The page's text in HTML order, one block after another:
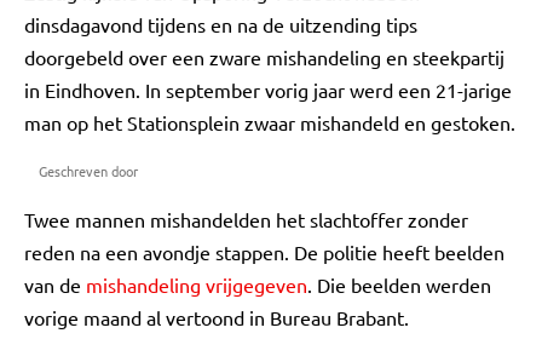
dinsdagavond tijdens en na de uitzending tips
doorgebeld over een zware mishandeling en steekpartij
in Eindhoven. In september vorig jaar werd een 21-jarige
man op het Stationsplein zwaar mishandeld en gestoken.
Geschreven door
Twee mannen mishandelden het slachtoffer zonder
reden na een avondje stappen. De politie heeft beelden
van de mishandeling vrijgegeven. Die beelden werden
vorige maand al vertoond in Bureau Brabant.